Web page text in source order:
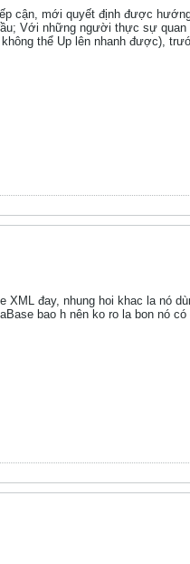
cận, mới quyết định được
Với những người thực sự
thể Up lên nhanh được),
đay, nhung hoi khac la nó
bao h nên ko ro la bon nó